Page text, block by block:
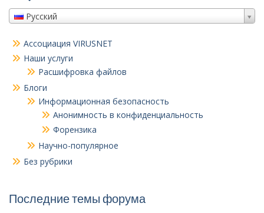
Русский
Ассоциация VIRUSNET
Наши услуги
Расшифровка файлов
Блоги
Информационная безопасность
Анонимность в конфиденциальность
Форензика
Научно-популярное
Без рубрики
Последние темы форума